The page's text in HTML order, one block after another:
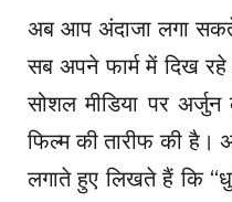
अब आप अंदाजा लगा
सब अपने फार्म में दिख रहे
सोशल मीडिया पर
फिल्म की तारीफ की है।
लगाते हुए लिखते हैं कि